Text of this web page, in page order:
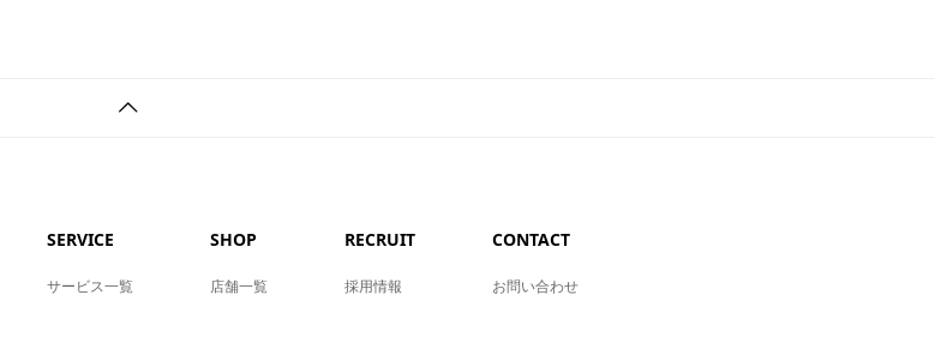
SERVICE
サービス一覧
SHOP
店舗一覧
RECRUIT
採用情報
CONTACT
お問い合わせ